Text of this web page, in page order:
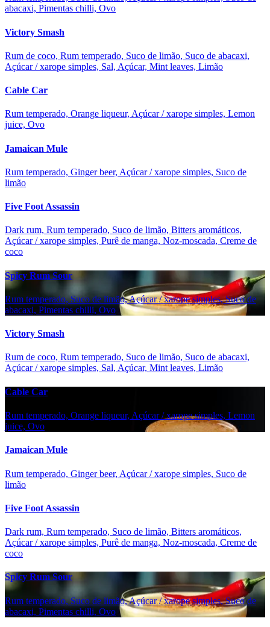
abacaxi, Pimentas chilli, Ovo
Victory Smash
Rum de coco, Rum temperado, Suco de limão, Suco de abacaxi,
Açúcar / xarope simples, Sal, Açúcar, Mint leaves, Limão
Cable Car
Rum temperado, Orange liqueur, Açúcar / xarope simples, Lemon
juice, Ovo
Jamaican Mule
Rum temperado, Ginger beer, Açúcar / xarope simples, Suco de
limão
Five Foot Assassin
Dark rum, Rum temperado, Suco de limão, Bitters aromáticos,
Açúcar / xarope simples, Purê de manga, Noz-moscada, Creme de
coco
Spicy Rum Sour
Rum temperado, Suco de limão, Açúcar / xarope simples, Suco de
abacaxi, Pimentas chilli, Ovo
Victory Smash
Rum de coco, Rum temperado, Suco de limão, Suco de abacaxi,
Açúcar / xarope simples, Sal, Açúcar, Mint leaves, Limão
Cable Car
Rum temperado, Orange liqueur, Açúcar / xarope simples, Lemon
juice, Ovo
Jamaican Mule
Rum temperado, Ginger beer, Açúcar / xarope simples, Suco de
limão
Five Foot Assassin
Dark rum, Rum temperado, Suco de limão, Bitters aromáticos,
Açúcar / xarope simples, Purê de manga, Noz-moscada, Creme de
coco
Spicy Rum Sour
Rum temperado, Suco de limão, Açúcar / xarope simples, Suco de
abacaxi, Pimentas chilli, Ovo